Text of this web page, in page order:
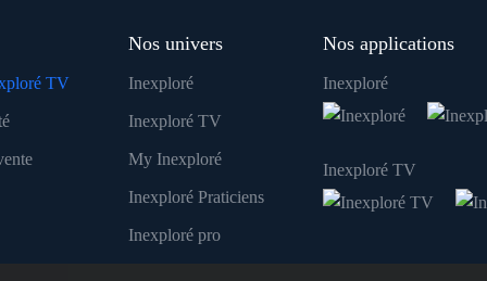
TV
Nos univers
Inexploré
Inexploré TV
My Inexploré
Inexploré Praticiens
Inexploré pro
Nos applications
Inexploré
Inexploré TV